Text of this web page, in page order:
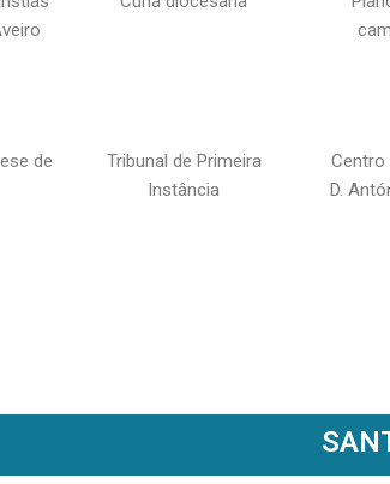
de
Tribunal de Primeira
Instância
Centro
D.